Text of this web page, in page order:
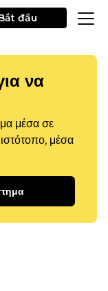
đầu
να
μέσα σε
μέσα